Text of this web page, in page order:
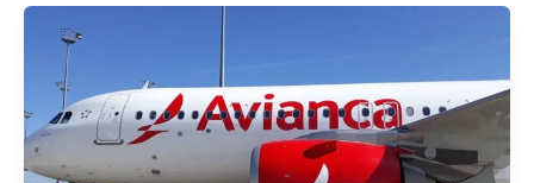
достигает
30
направления